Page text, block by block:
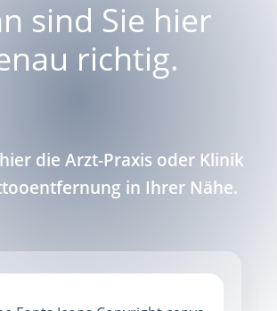
sind Sie hier
richtig.
die Arzt-Praxis oder Klinik
in Ihrer Nähe.